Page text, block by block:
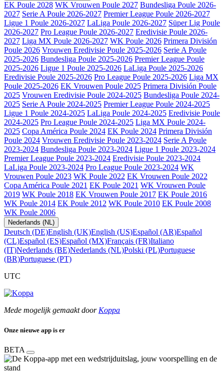
EK Poule 2028 WK Vrouwen Poule 2027 Bundesliga Poule 2026-
2027 Serie A Poule 2026-2027 Premier League Poule 2026-2027
Ligue 1 Poule 2026-2027 LaLiga Poule 2026-2027 Süper Lig Poule
2026-2027 Pro League Poule 2026-2027 Eredivisie Poule 2026-
2027 Liga MX Poule 2026-2027 WK Poule 2026 Primera División
Poule 2026 Vrouwen Eredivisie Poule 2025-2026 Serie A Poule
2025-2026 Bundesliga Poule 2025-2026 Premier League Poule
2025-2026 Ligue 1 Poule 2025-2026 LaLiga Poule 2025-2026
Eredivisie Poule 2025-2026 Pro League Poule 2025-2026 Liga MX
Poule 2025-2026 EK Vrouwen Poule 2025 Primera División Poule
2025 Vrouwen Eredivisie Poule 2024-2025 Bundesliga Poule 2024-
2025 Serie A Poule 2024-2025 Premier League Poule 2024-2025
Ligue 1 Poule 2024-2025 LaLiga Poule 2024-2025 Eredivisie Poule
2024-2025 Pro League Poule 2024-2025 Liga MX Poule 2024-
2025 Copa América Poule 2024 EK Poule 2024 Primera División
Poule 2024 Vrouwen Eredivisie Poule 2023-2024 Serie A Poule
2023-2024 Bundesliga Poule 2023-2024 Ligue 1 Poule 2023-2024
Premier League Poule 2023-2024 Eredivisie Poule 2023-2024
LaLiga Poule 2023-2024 Pro League Poule 2023-2024 WK
Vrouwen Poule 2023 WK Poule 2022 EK Vrouwen Poule 2022
Copa América Poule 2021 EK Poule 2021 WK Vrouwen Poule
2019 WK Poule 2018 EK Vrouwen Poule 2017 EK Poule 2016
WK Poule 2014 EK Poule 2012 WK Poule 2010 EK Poule 2008
WK Poule 2006
Nederlands (NL)
Deutsch (DE)English (UK)English (US)Español (AR)Español
(CL)Español (ES)Español (MX)Français (FR)Italiano
(IT)Nederlands (BE)Nederlands (NL)Polski (PL)Portuguese
(BR)Portuguese (PT)
UTC
Mede mogelijk gemaakt door Koppa
Onze nieuwe app is er
BETA